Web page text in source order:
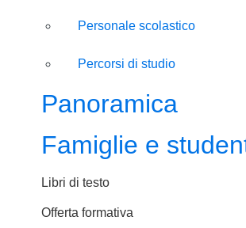
Personale scolastico
Percorsi di studio
Panoramica
Famiglie e
Libri di testo
Offerta formativa